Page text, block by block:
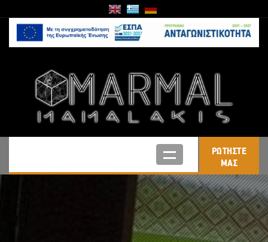
ΡΩΤΗΣΤΕ
ΜΑΣ